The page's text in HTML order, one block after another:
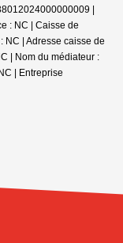
|
: NC | Caisse de
NC | Adresse caisse de
| Nom du médiateur :
| Entreprise